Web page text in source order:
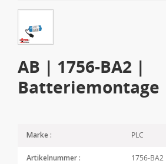
AB | 1756-BA2 |
Batteriemontage
Marke : PLC
Artikelnummer : 1756-BA2